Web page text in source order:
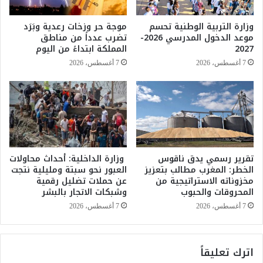
0
0
أ
ل
م
و
ظ
ف
ا
و
و
ز
ا
ر
ة
ا
ت
ت
ن
ي
ف
ي
ف
ا
"
إ
ل
ى
ا
م
وزارة التربية الوطنية تحسم
موعد الدخول المدرسي 2026-
2027
7 أغسطس، 2026
موجة حر وزخات رعدية وبَرَد
تضرب عدداً من مناطق
المملكة ابتداءً من اليوم
7 أغسطس، 2026
تقرير رسمي يدق ناقوس
الخطر: المغرب مطالب بتعزيز
مخزوناته الاستراتيجية من
المحروقات والحبوب
7 أغسطس، 2026
وزارة الداخلية: أحداث محاولات
العبور نحو سبتة ومليلية نتجت
عن حملات تضليل رقمية
وشبكات الاتجار بالبشر
7 أغسطس، 2026
اترك تعليقاً